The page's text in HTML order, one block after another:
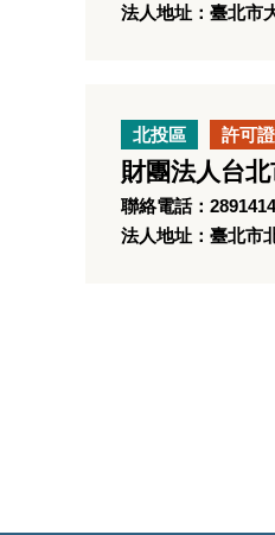
法人地址：臺北市
北投區 許可
財團法人台
聯絡電話：
法人地址：臺北市